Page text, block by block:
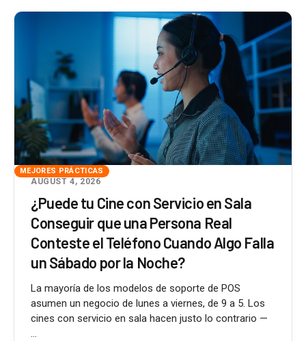
MEJORES PRÁCTICAS
AUGUST 4, 2026
¿Puede tu Cine con Servicio en Sala
Conseguir que una Persona Real
Conteste el Teléfono Cuando Algo Falla
un Sábado por la Noche?
La mayoría de los modelos de soporte de POS
asumen un negocio de lunes a viernes, de 9 a 5. Los
cines con servicio en sala hacen justo lo contrario —
...